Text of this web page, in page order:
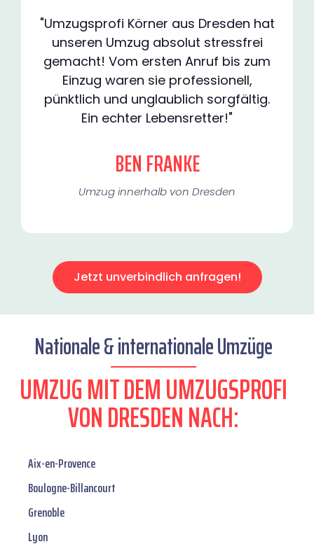
"Umzugsprofi Körner aus Dresden hat
unseren Umzug absolut stressfrei
gemacht! Vom ersten Anruf bis zum
Einzug waren sie professionell,
pünktlich und unglaublich sorgfältig.
Ein echter Lebensretter!"
BEN FRANKE
Umzug innerhalb von Dresden​
Jetzt unverbindlich anfragen!
Nationale & internationale Umzüge
UMZUG MIT DEM UMZUGSPROFI
VON DRESDEN NACH:
Aix-en-Provence
Boulogne-Billancourt
Grenoble
Lyon